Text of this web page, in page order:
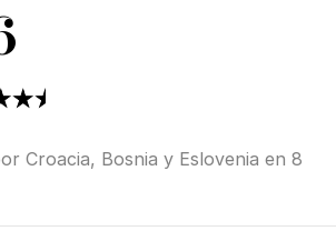
Croacia, Bosnia y Eslovenia en 8